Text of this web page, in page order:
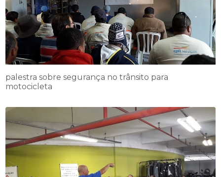
palestra sobre segurança no trânsito para
motocicleta